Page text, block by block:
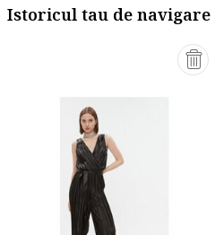
Istoricul tau de navigare